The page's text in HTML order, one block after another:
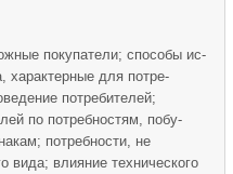
покупатели; способы ис­
характерные для потре­
потребителей;
по потребностям, побу­
потребности, не
вида; влияние техни­ческого